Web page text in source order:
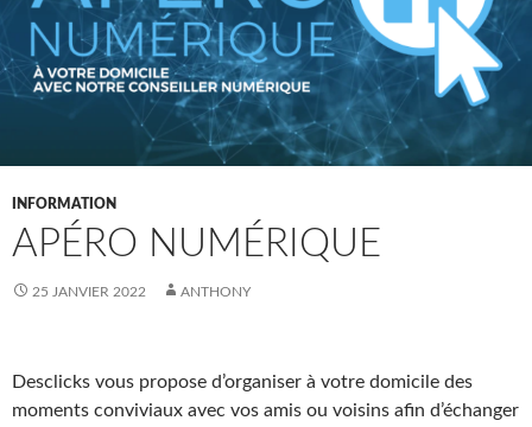
INFORMATION
APÉRO NUMÉRIQUE
25 JANVIER 2022 ANTHONY
Desclicks vous propose d’organiser à votre domicile des
moments conviviaux avec vos amis ou voisins afin d’échanger